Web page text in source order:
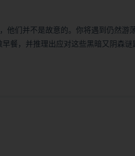
们并不是故意的。你将遇到仍然游
餐，并推理出应对这些黑暗又阴森